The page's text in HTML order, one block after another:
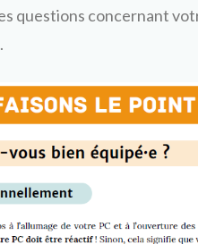
questions concernant
.